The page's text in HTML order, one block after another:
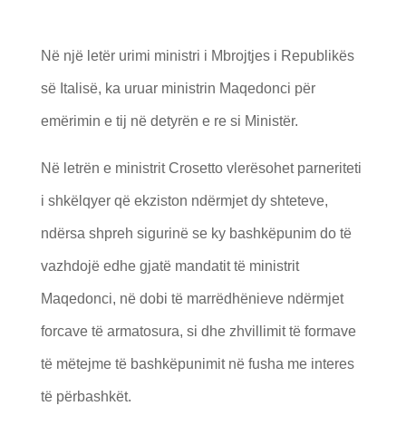
Në një letër urimi ministri i Mbrojtjes i Republikës
së Italisë, ka uruar ministrin Maqedonci për
emërimin e tij në detyrën e re si Ministër.
Në letrën e ministrit Crosetto vlerësohet parneriteti
i shkëlqyer që ekziston ndërmjet dy shteteve,
ndërsa shpreh sigurinë se ky bashkëpunim do të
vazhdojë edhe gjatë mandatit të ministrit
Maqedonci, në dobi të marrëdhënieve ndërmjet
forcave të armatosura, si dhe zhvillimit të formave
të mëtejme të bashkëpunimit në fusha me interes
të përbashkët.